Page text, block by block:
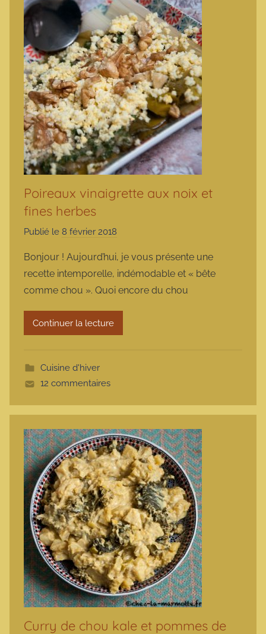
Poireaux vinaigrette aux noix et
fines herbes
Publié le 8 février 2018
r
m
a
r
Bonjour ! Aujourd’hui, je vous présente une
recette intemporelle, indémodable et « bête
comme chou ». Quoi encore du chou
Continuer la lecture
Cuisine d'hiver
12 commentaires
Curry de chou kale et pommes de